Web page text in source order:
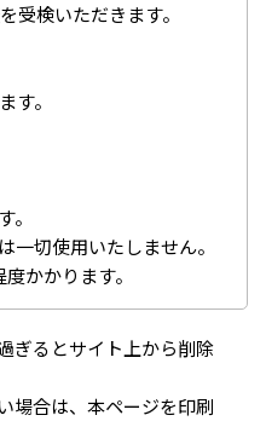
受検いただきます。
す。
切使用いたしません。
かかります。
ぎるとサイト上から削除
場合は、本ページを印刷